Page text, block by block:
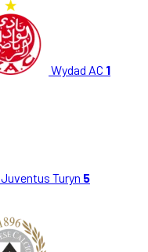
Wydad AC 1
Juventus Turyn 5